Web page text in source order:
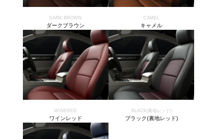
DARK BROWN
ダークブラウン
CAMEL
キャメル
WINERED
ワインレッド
BLACK(裏地レッド)
ブラック(裏地レッド)